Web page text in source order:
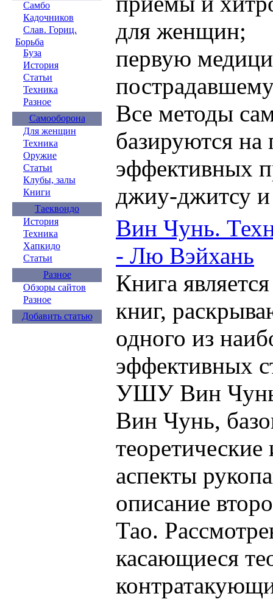
Самбо
Кадочников
Слав. Гориц.
Борьба
Буза
История
Статьи
Техника
Разное
Самооборона
Для женщин
Техника
Оружие
Статьи
Клубы, залы
Книги
Таеквондо
История
Техника
Хапкидо
Статьи
Разное
Обзоры сайтов
Разное
Добавить статью
для женщин;
первую
Все методы
базируются
эффективных
джиу-джитсу и
Вин Чунь.
- Лю Вэйхань
Книга
книг,
одного из
эффективных
УШУ Вин
Вин Чунь,
аспекты
описание
Тао.
касающиеся